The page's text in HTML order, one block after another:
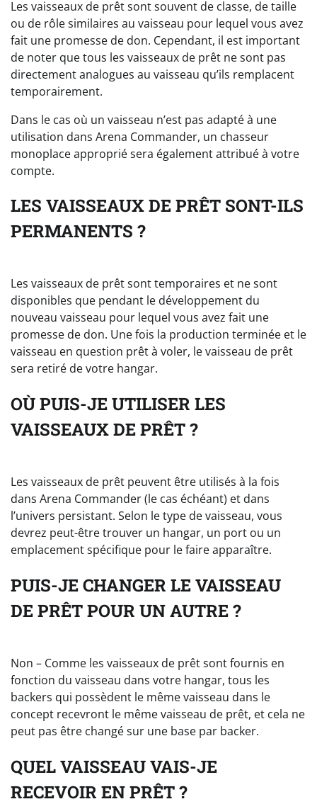
Les vaisseaux de prêt sont souvent de classe, de taille
ou de rôle similaires au vaisseau pour lequel vous avez
fait une promesse de don. Cependant, il est important
de noter que tous les vaisseaux de prêt ne sont pas
directement analogues au vaisseau qu’ils remplacent
temporairement.
Dans le cas où un vaisseau n’est pas adapté à une
utilisation dans Arena Commander, un chasseur
monoplace approprié sera également attribué à votre
compte.
LES VAISSEAUX DE PRÊT SONT-ILS
PERMANENTS ?
Les vaisseaux de prêt sont temporaires et ne sont
disponibles que pendant le développement du
nouveau vaisseau pour lequel vous avez fait une
promesse de don. Une fois la production terminée et le
vaisseau en question prêt à voler, le vaisseau de prêt
sera retiré de votre hangar.
OÙ PUIS-JE UTILISER LES
VAISSEAUX DE PRÊT ?
Les vaisseaux de prêt peuvent être utilisés à la fois
dans Arena Commander (le cas échéant) et dans
l’univers persistant. Selon le type de vaisseau, vous
devrez peut-être trouver un hangar, un port ou un
emplacement spécifique pour le faire apparaître.
PUIS-JE CHANGER LE VAISSEAU
DE PRÊT POUR UN AUTRE ?
Non – Comme les vaisseaux de prêt sont fournis en
fonction du vaisseau dans votre hangar, tous les
backers qui possèdent le même vaisseau dans le
concept recevront le même vaisseau de prêt, et cela ne
peut pas être changé sur une base par backer.
QUEL VAISSEAU VAIS-JE
RECEVOIR EN PRÊT ?